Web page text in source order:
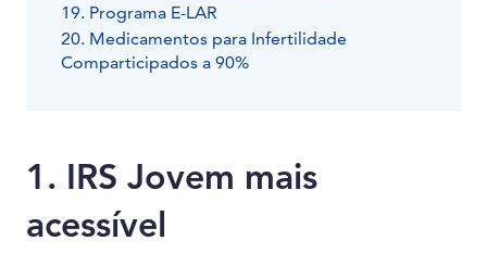
19. Programa E-LAR
20. Medicamentos para Infertilidade
Comparticipados a 90%
1. IRS Jovem mais
acessível